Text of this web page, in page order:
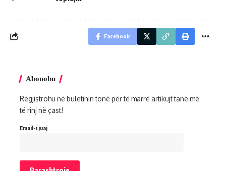
Facebook
Abonohu
Regjistrohu në buletinin tonë për të marrë artikujt tanë më
të rinj në çast!
Email-i juaj